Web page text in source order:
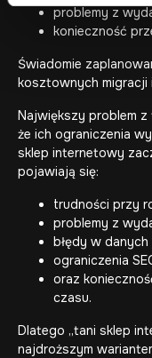
problemy z
konieczność
Świadomie
kosztownych
Największy problem z
że ich ograniczenia
sklep internetowy
pojawiają się:
trudności przy
problemy z
błędy w
ograniczenia
oraz
czasu.
Dlatego „tani sklep
najdroższym